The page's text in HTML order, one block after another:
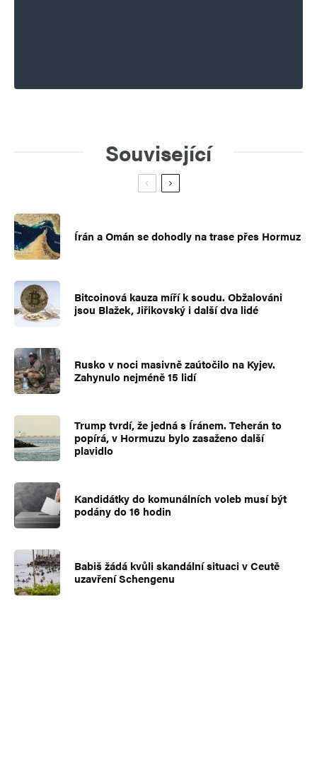
Související
Írán a Omán se dohodly na trase přes Hormuz
Bitcoinová kauza míří k soudu. Obžalováni
jsou Blažek, Jiřikovský i další dva lidé
Rusko v noci masivně zaútočilo na Kyjev.
Zahynulo nejméně 15 lidí
Trump tvrdí, že jedná s Íránem. Teherán to
popírá, v Hormuzu bylo zasaženo další
plavidlo
Kandidátky do komunálních voleb musí být
podány do 16 hodin
Babiš žádá kvůli skandální situaci v Ceutě
uzavření Schengenu